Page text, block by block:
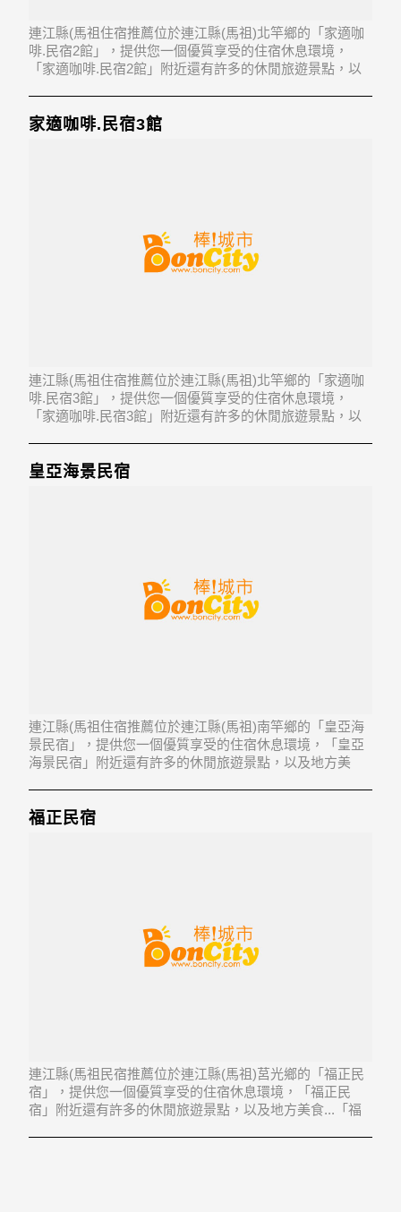
連江縣(馬祖住宿推薦位於連江縣(馬祖)北竿鄉的「家適咖
啡.民宿2館」，提供您一個優質享受的住宿休息環境，
「家適咖啡.民宿2館」附近還有許多的休閒旅遊景點，以
家適咖啡.民宿3館
連江縣(馬祖住宿推薦位於連江縣(馬祖)北竿鄉的「家適咖
啡.民宿3館」，提供您一個優質享受的住宿休息環境，
「家適咖啡.民宿3館」附近還有許多的休閒旅遊景點，以
皇亞海景民宿
連江縣(馬祖住宿推薦位於連江縣(馬祖)南竿鄉的「皇亞海
景民宿」，提供您一個優質享受的住宿休息環境，「皇亞
海景民宿」附近還有許多的休閒旅遊景點，以及地方美
福正民宿
連江縣(馬祖民宿推薦位於連江縣(馬祖)莒光鄉的「福正民
宿」，提供您一個優質享受的住宿休息環境，「福正民
宿」附近還有許多的休閒旅遊景點，以及地方美食...「福